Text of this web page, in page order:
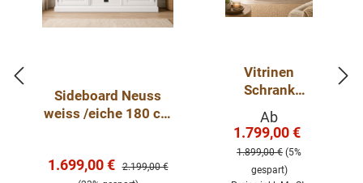
Sideboard Neuss
weiss /eiche 180 cm
Verkaufspreis:
1.699,00 € Regulärer Preis:
2.199,00 €
Vitrinen
Schrank
Neuss
zementgrauei
che ab 120
cm -
Buffetschran
Verkaufspreis:
Ab
1.799,00 €
1.899,00 € (5%
gespart)